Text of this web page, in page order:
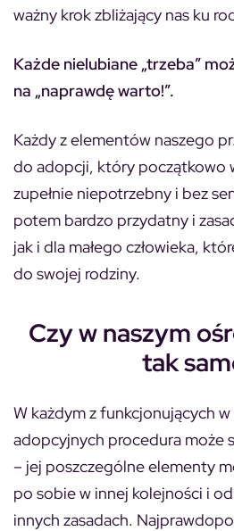
ważny krok zbliżający nas ku
Każde nielubiane „trzeba”
na „naprawdę warto!”.
Każdy z elementów naszego
do adopcji, który początkowo
zupełnie niepotrzebny i bez
potem bardzo przydatny i
jak i dla małego człowieka,
do swojej rodziny.
Czy w naszym
tak
W każdym z funkcjonujących
adopcyjnych procedura może
– jej poszczególne elementy
po sobie w innej kolejności i
innych zasadach.